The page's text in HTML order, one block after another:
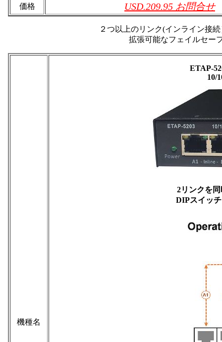
価格 USD.209.95 お問合せ
２つ以上のリンク(インライン接
拡張可能なフェイルセー
機種名
ETAP-
10/
2リンクを
DIPスイッ